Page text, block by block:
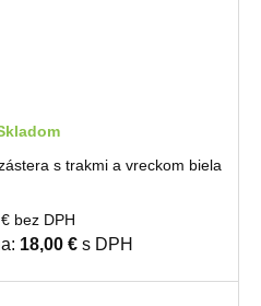
s trakmi a vreckom biela
bez DPH
18,00 € s DPH